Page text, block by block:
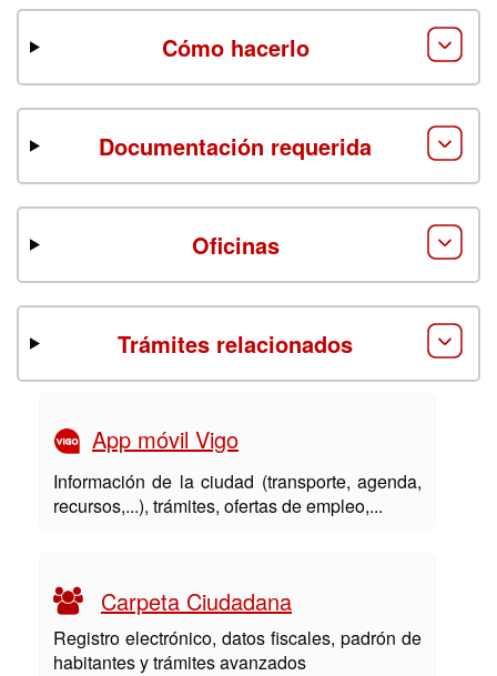
Cómo hacerlo
Documentación requerida
Oficinas
Trámites relacionados
App móvil Vigo
Información de la ciudad (transporte, agenda,
recursos,...), trámites, ofertas de empleo,...
Carpeta Ciudadana
Registro electrónico, datos fiscales, padrón de
habitantes y trámites avanzados